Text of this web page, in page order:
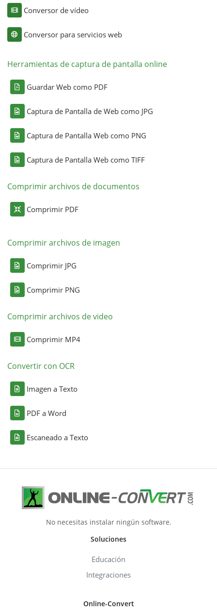
Conversor de vídeo
Conversor para servicios web
Herramientas de captura de pantalla online
Guardar Web como PDF
Captura de Pantalla de Web como JPG
Captura de Pantalla Web como PNG
Captura de Pantalla Web como TIFF
Comprimir archivos de documentos
Comprimir PDF
Comprimir archivos de imagen
Comprimir JPG
Comprimir PNG
Comprimir archivos de video
Comprimir MP4
Convertir con OCR
Imagen a Texto
PDF a Word
Escaneado a Texto
No necesitas instalar ningún software.
Soluciones
Educación
Integraciones
Online-Convert